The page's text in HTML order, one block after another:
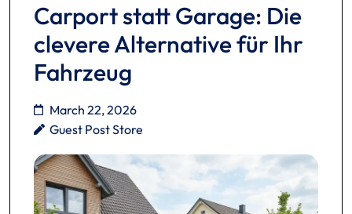
Carport statt Garage: Die
clevere Alternative für Ihr
Fahrzeug
March 22, 2026
Guest Post Store